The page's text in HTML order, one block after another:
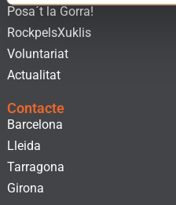
Posa´t la Gorra!
RockpelsXuklis
Voluntariat
Actualitat
Contacte
Barcelona
Lleida
Tarragona
Girona